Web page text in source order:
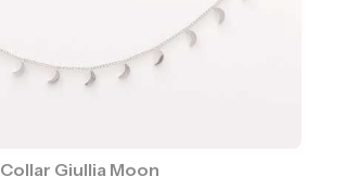
Collar Giullia Moon